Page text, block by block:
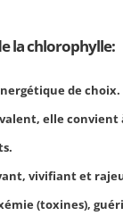
la chlorophylle:
de choix.
elle convient
vivifiant et
(toxines),